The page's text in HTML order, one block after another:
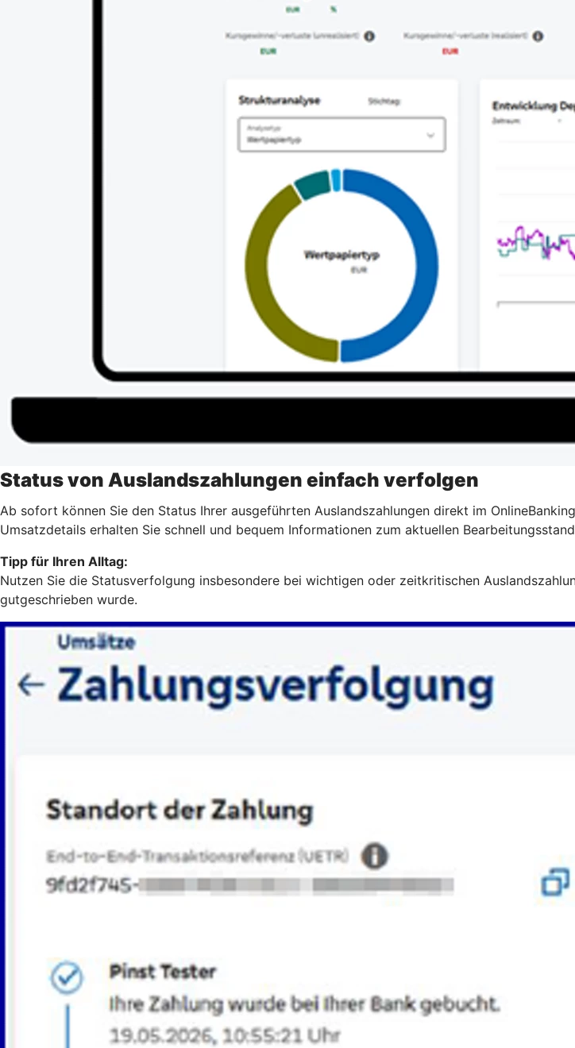
Status von Auslandszahlungen einfach verfolgen
Ab sofort können Sie den Status Ihrer ausgeführten Auslandszahlungen direkt im
Umsatzdetails erhalten Sie schnell und bequem Informationen zum aktuellen
Tipp für Ihren Alltag:
Nutzen Sie die Statusverfolgung insbesondere bei wichtigen oder zeitkritischen
gutgeschrieben wurde.